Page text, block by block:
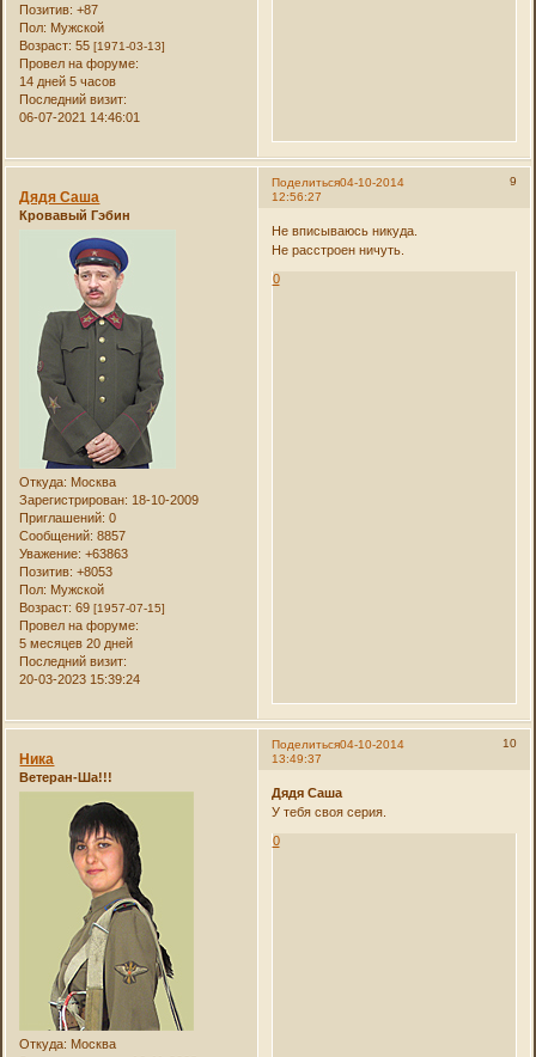
Позитив: +87
Пол: Мужской
Возраст: 55[1971-03-13]
Провел на форуме:
14 дней 5 часов
Последний визит:
06-07-2021 14:46:01
Поделиться 9
04-10-2014
12:56:27
Дядя Саша
Кровавый Гэбин
Откуда: Москва
Зарегистрирован: 18-10-2009
Приглашений: 0
Сообщений: 8857
Уважение: +63863
Позитив: +8053
Пол: Мужской
Возраст: 69[1957-07-15]
Провел на форуме:
5 месяцев 20 дней
Последний визит:
20-03-2023 15:39:24
Не вписываюсь никуда.
Не расстроен ничуть.
0
Поделиться 10
04-10-2014
13:49:37
Ника
Ветеран-Ша!!!
Откуда: Москва
Дядя Саша
У тебя своя серия.
0